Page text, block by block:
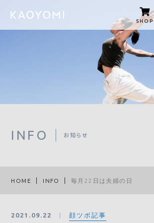
SHOP
INFO お知らせ
HOME INFO 毎月22日は夫婦の日
2021.09.22 顔ツボ記事
HOME
KAOYOMIについて
商品紹介
KAOYOMI STORY